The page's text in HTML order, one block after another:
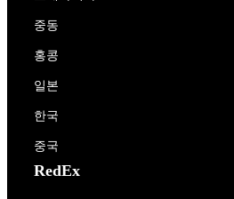
중동
홍콩
일본
한국
중국
RedEx